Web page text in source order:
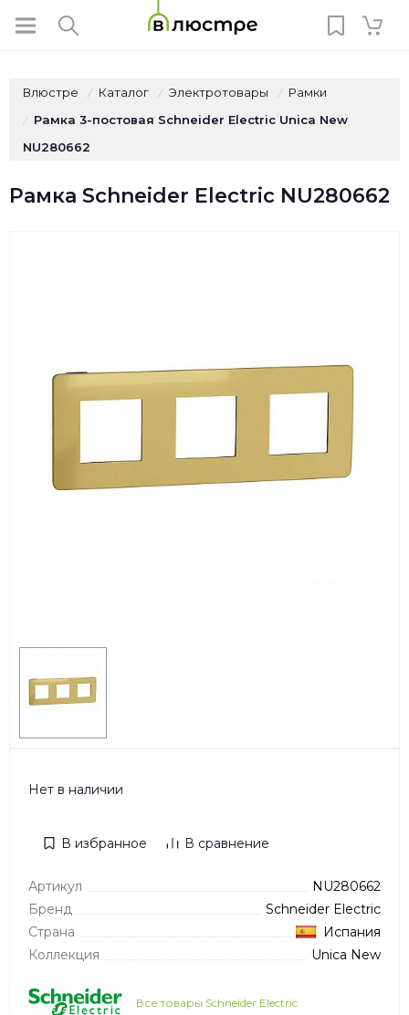
Влюстре / Каталог / Электротовары / Рамки
/
Рамка 3-постовая Schneider Electric Unica New
NU280662
Рамка Schneider Electric NU280662
Нет в наличии
В избранное В сравнение
Артикул
NU280662
Бренд
Schneider Electric
Страна
Испания
Коллекция
Unica New
Все товары Schneider Electric